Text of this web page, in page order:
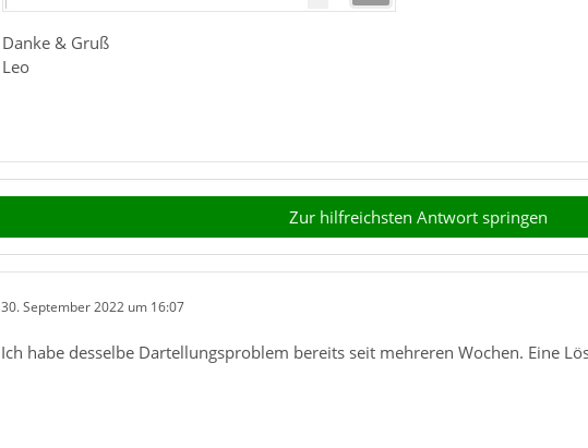
Danke & Gruß
Leo
Zur hilfreichsten Antwort springen
30. September 2022 um 16:07
Ich habe desselbe Dartellungsproblem bereits seit mehreren Wochen. Eine